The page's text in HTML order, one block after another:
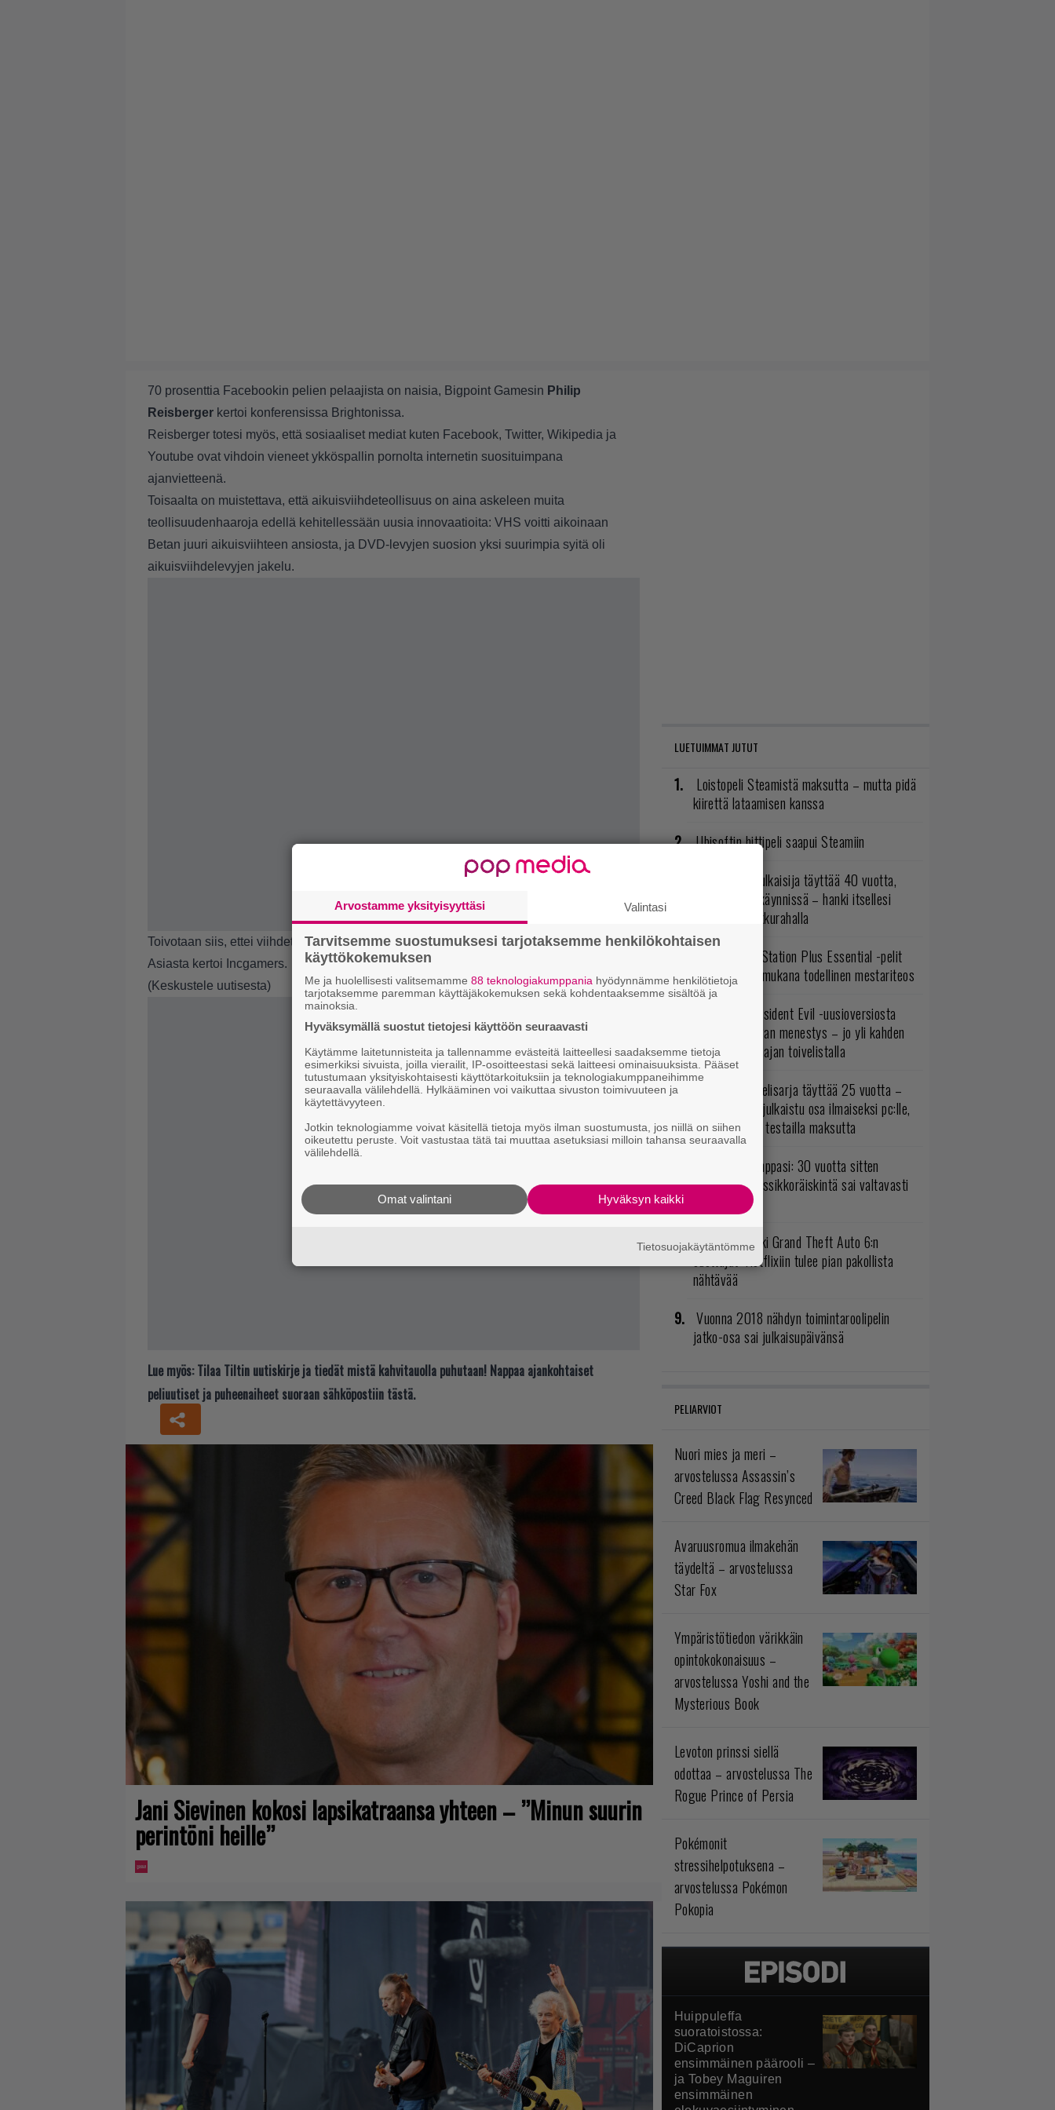
70 prosenttia Facebookin pelien pelaajista on naisia, Bigpoint Gamesin Philip
Reisberger kertoi konferensissa Brightonissa.
Reisberger totesi myös, että sosiaaliset mediat kuten Facebook, Twitter, Wikipedia ja
Youtube ovat vihdoin vieneet ykköspallin pornolta internetin suosituimpana
ajanvietteenä.
Toisaalta on muistettava, että aikuisviihdeteollisuus on aina askeleen muita
teollisuudenhaaroja edellä kehitellessään uusia innovaatioita: VHS voitti aikoinaan
Betan juuri aikuisviihteen ansiosta, ja DVD-levyjen suosion yksi suurimpia syitä oli
aikuisviihdelevyjen jakelu.
Toivotaan siis, ettei viihdeteollisuuden kehitys aivan täysin tähän pysähdy.
Asiasta kertoi Incgamers.
(Keskustele uutisesta)
Lue myös: Tilaa Tiltin uutiskirje ja tiedät mistä kahvitauolla puhutaan! Nappaa ajankohtaiset
peliuutiset ja puheenaiheet suoraan sähköpostiin tästä.
Jani Sievinen kokosi lapsikatraansa yhteen – ”Minun suurin
perintöni heille”
LUETUIMMAT JUTUT
Loistopeli Steamistä maksutta – mutta pidä
kiirettä lataamisen kanssa
Ubisoftin hittipeli saapui Steamiin
Rakastettu julkaisija täyttää 40 vuotta,
valtavat alet käynnissä – hanki itsellesi
klassikoita pikkurahalla
Elokuun PlayStation Plus Essential -pelit
ilmestyivät – mukana todellinen mestariteos
Tulevasta Resident Evil -uusioversiosta
näyttäisi tulevan menestys – jo yli kahden
miljoonan pelaajan toivelistalla
Rakastettu pelisarja täyttää 25 vuotta –
vuonna 2012 julkaistu osa ilmaiseksi pc:lle,
muita osia voi testailla maksutta
No johan pomppasi: 30 vuotta sitten
ilmestynyt klassikkoräiskintä sai valtavasti
lisää sisältöä
Huomio, kaikki Grand Theft Auto 6:n
odottajat: Netflixiin tulee pian pakollista
nähtävää
Vuonna 2018 nähdyn toimintaroolipelin
jatko-osa sai julkaisupäivänsä
PELIARVIOT
Nuori mies ja meri –
arvostelussa Assassin’s
Creed Black Flag Resynced
Avaruusromua ilmakehän
täydeltä – arvostelussa
Star Fox
Ympäristötiedon värikkäin
opintokokonaisuus –
arvostelussa Yoshi and the
Mysterious Book
Levoton prinssi siellä
odottaa – arvostelussa The
Rogue Prince of Persia
Pokémonit
stressihelpotuksena –
arvostelussa Pokémon
Pokopia
Huippuleffa
suoratoistossa:
DiCaprion
ensimmäinen päärooli –
ja Tobey Maguiren
ensimmäinen
Arvostamme yksityisyyttäsi Valintasi
Tarvitsemme suostumuksesi tarjotaksemme henkilökohtaisen
käyttökokemuksen
Me ja huolellisesti valitsemamme 88 teknologiakumppania hyödynnämme henkilötietoja
tarjotaksemme paremman käyttäjäkokemuksen sekä kohdentaaksemme sisältöä ja
mainoksia.
Hyväksymällä suostut tietojesi käyttöön seuraavasti
Käytämme laitetunnisteita ja tallennamme evästeitä laitteellesi saadaksemme tietoja
esimerkiksi sivuista, joilla vierailit, IP-osoitteestasi sekä laitteesi ominaisuuksista. Pääset
tutustumaan yksityiskohtaisesti käyttötarkoituksiin ja teknologiakumppaneihimme
seuraavalla välilehdellä. Hylkääminen voi vaikuttaa sivuston toimivuuteen ja
käytettävyyteen.
Jotkin teknologiamme voivat käsitellä tietoja myös ilman suostumusta, jos niillä on siihen
oikeutettu peruste. Voit vastustaa tätä tai muuttaa asetuksiasi milloin tahansa seuraavalla
välilehdellä.
Hyväksyn kaikki
Omat valintani
Tietosuojakäytäntömme